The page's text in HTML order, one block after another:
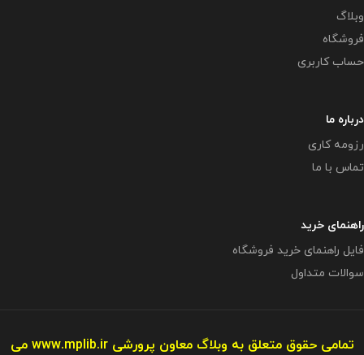
وبلاگ
فروشگاه
حساب کاربری
درباره ما
رزومه کاری
تماس با ما
راهنمای خرید
فایل راهنمای خرید فروشگاه
سوالات متداول
تمامی حقوق متعلق به وبلاگ معاون پرورشیwww.mplib.ir می